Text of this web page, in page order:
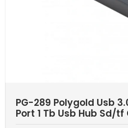
PG-289 Polygold Usb
Port 1 Tb Usb Hub Sd/tf